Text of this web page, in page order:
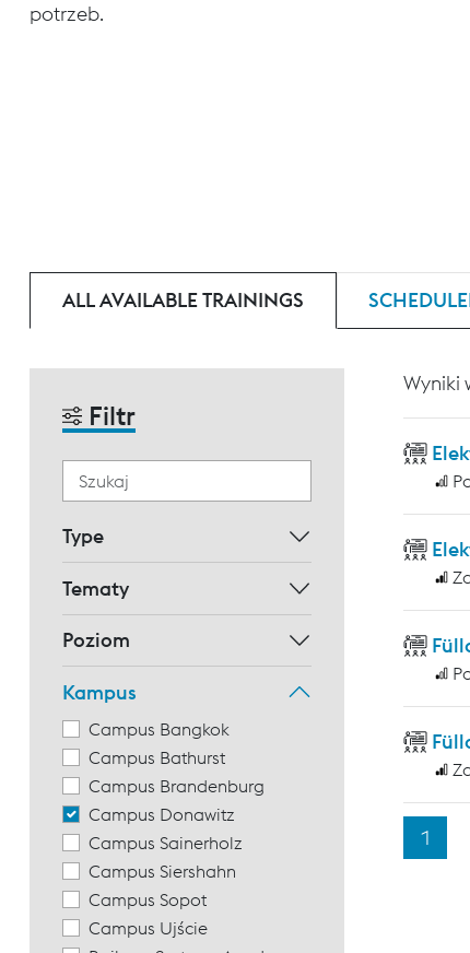
potrzeb.
ALL AVAILABLE TRAININGS
Filtr
Type
Tematy
Poziom
Kampus
Campus Bangkok
Campus Bathurst
Campus Brandenburg
Campus Donawitz
Campus Sainerholz
Campus Siershahn
Campus Sopot
Campus Ujście
Wyniki
1